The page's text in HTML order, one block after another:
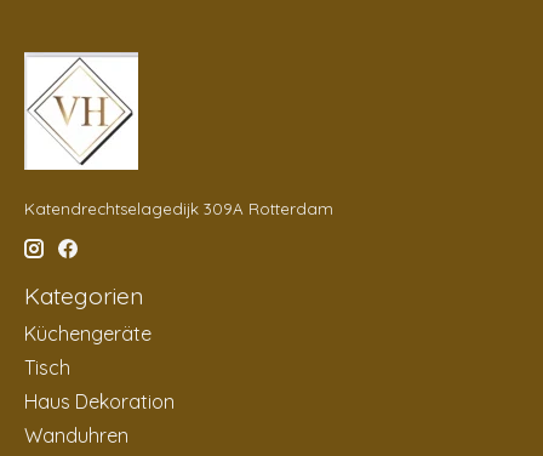
Katendrechtselagedijk 309A Rotterdam
Kategorien
Küchengeräte
Tisch
Haus Dekoration
Wanduhren